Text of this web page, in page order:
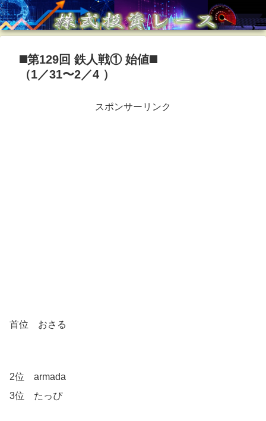
◼️第129回 鉄人戦① 始値◼️
（1／31〜2／4 ）
スポンサーリンク
首位 おさる
2位 armada
3位 たっぴ